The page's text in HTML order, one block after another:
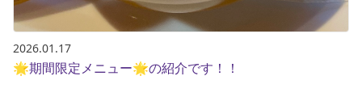
2026.01.17
🌟期間限定メニュー🌟の紹介です！！